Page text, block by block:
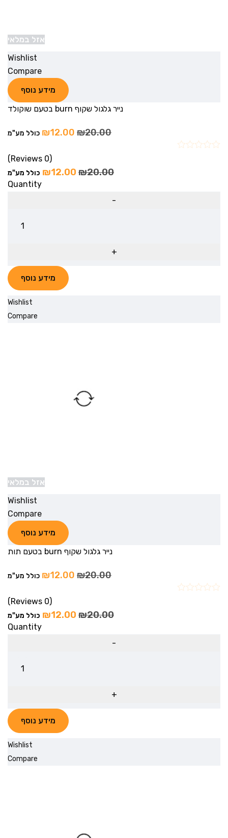
אזל במלאי
Wishlist
Compare
מידע נוסף
נייר גלגול שקוף burn בטעם שוקולד
₪20.00
₪12.00 כולל מע"מ
(0 Reviews)
₪20.00
₪12.00 כולל מע"מ
Quantity
מידע נוסף
Wishlist
Compare
אזל במלאי
Wishlist
Compare
מידע נוסף
נייר גלגול שקוף burn בטעם תות
₪20.00
₪12.00 כולל מע"מ
(0 Reviews)
₪20.00
₪12.00 כולל מע"מ
Quantity
מידע נוסף
Wishlist
Compare